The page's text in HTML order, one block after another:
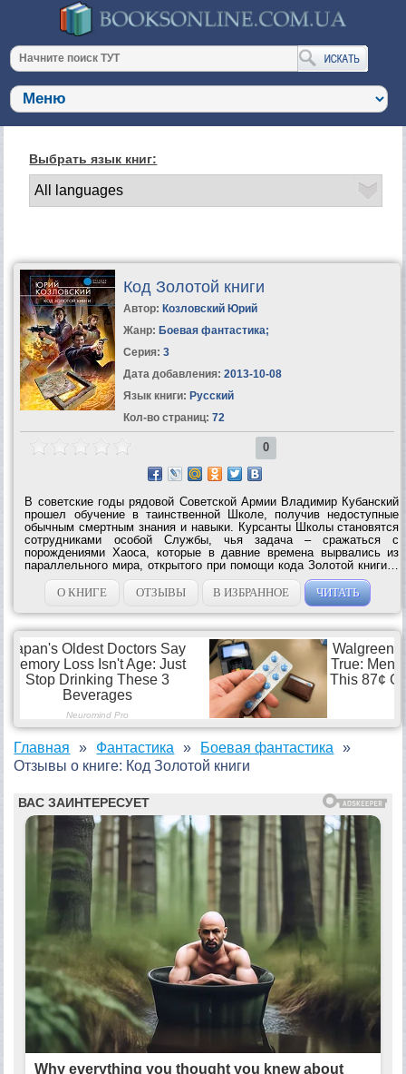
Выбрать язык книг:
Код Золотой книги
Автор: Козловский Юрий
Жанр: Боевая фантастика;
Серия: 3
Дата добавления: 2013-10-08
Язык книги: Русский
Кол-во страниц: 72
0
В советские годы рядовой Советской Армии Владимир Кубанский
прошел обучение в таинственной Школе, получив недоступные
обычным смертным знания и навыки. Курсанты Школы становятся
сотрудниками особой Службы, чья задача – сражаться с
порождениями Хаоса, которые в давние времена вырвались из
параллельного мира, открытого при помощи кода Золотой книги…
В наши дни Золотая книга была похищена одним из дезертиров
Службы. Миру угрожает...
О КНИГЕ ОТЗЫВЫ В ИЗБРАННОЕ ЧИТАТЬ
Главная Фантастика
Боевая фантастика
Отзывы о книге: Код Золотой книги